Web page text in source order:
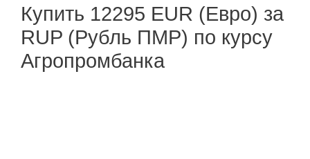
Купить 12295 EUR (Евро) за
RUP (Рубль ПМР) по курсу
Агропромбанка